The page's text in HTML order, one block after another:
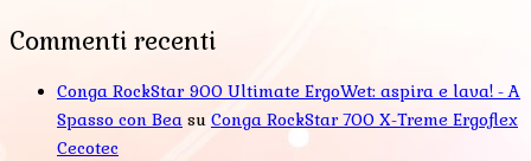
Commenti recenti
Conga RockStar 900 Ultimate ErgoWet: aspira e lava! - A
Spasso con Bea su Conga RockStar 700 X-Treme Ergoflex
Cecotec